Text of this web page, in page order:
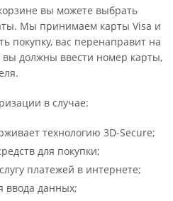
вы можете выбрать
Мы принимаем карты Visa и
покупку, вас перенаправит на
вы должны ввести номер карты,
в случае:
технологию 3D-Secure;
для покупки;
платежей в интернете;
ввода данных;